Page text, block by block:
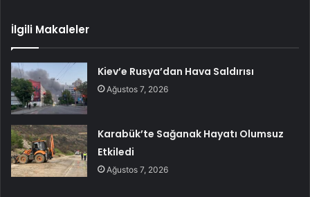
İlgili Makaleler
Kiev’e Rusya’dan Hava Saldırısı
Ağustos 7, 2026
Karabük’te Sağanak Hayatı Olumsuz
Etkiledi
Ağustos 7, 2026